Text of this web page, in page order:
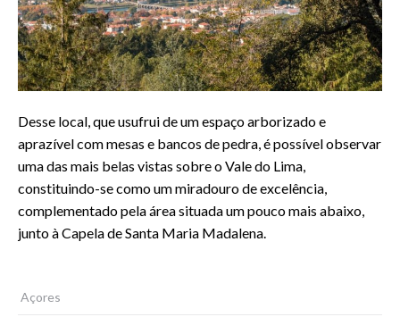
Desse local, que usufrui de um espaço arborizado e
aprazível com mesas e bancos de pedra, é possível observar
uma das mais belas vistas sobre o Vale do Lima,
constituindo-se como um miradouro de excelência,
complementado pela área situada um pouco mais abaixo,
junto à Capela de Santa Maria Madalena.
Açores